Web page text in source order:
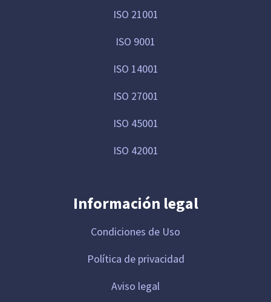
ISO 21001
ISO 9001
ISO 14001
ISO 27001
ISO 45001
ISO 42001
Información legal
Condiciones de Uso
Política de privacidad
Aviso legal